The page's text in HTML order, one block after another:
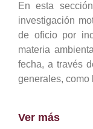
En esta
investigación
de oficio por
materia
fecha, a través
generales, como
Ver más